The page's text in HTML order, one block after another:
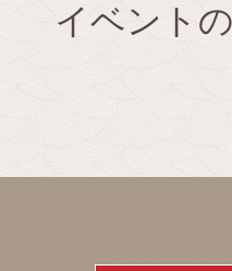
イベント